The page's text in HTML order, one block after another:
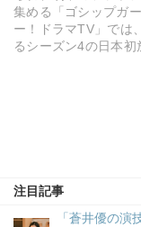
集める「ゴシップガ
ー！ドラマTV」では
るシーズン4の日本初
注目記事
「蒼井優の演